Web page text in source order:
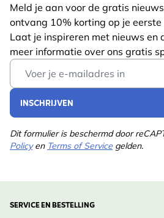
van bestuivers; vogels kunnen
goed doen in de nazomer.
Ontwerp Inspiratie:
In een landelijke (moes)tuin of
rozemarijn of salie. Ook mooi in
naast Kattenkruid en
insectenvriendelijke zomer.
kalkrijke, droge bodems.
Lengte 115
Gewicht 0.75
Diersoort
Kleur
Potgrootte 11cm
Grondsoort
Lees meer
Meld je aan voor de gratis
ontvang 10% korting op je
Laat je inspireren met nieuws en
meer informatie over ons gratis
Email Address
INSCHRIJVEN
Dit formulier is beschermd door
Policyen Terms of Service gelden.
SERVICE EN BESTELLING